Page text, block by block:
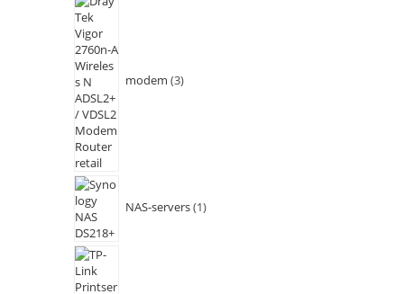
modem 3
NAS-servers 1